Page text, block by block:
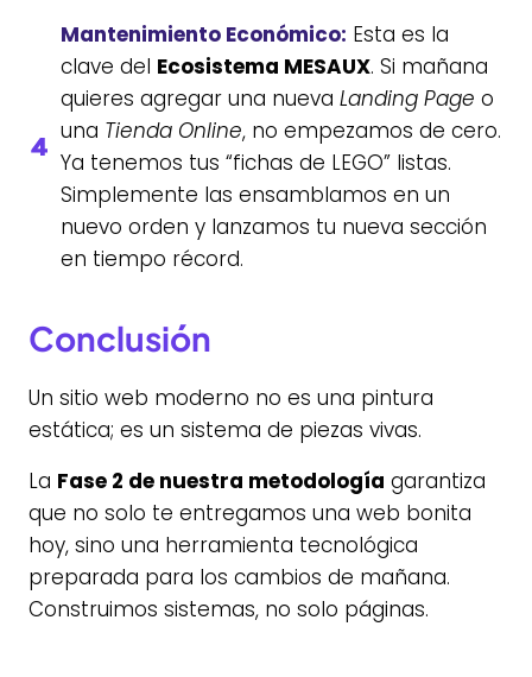
Mantenimiento Económico: Esta es la
clave del Ecosistema MESAUX. Si mañana
quieres agregar una nueva Landing Page o
una Tienda Online, no empezamos de cero.
Ya tenemos tus “fichas de LEGO” listas.
Simplemente las ensamblamos en un
nuevo orden y lanzamos tu nueva sección
en tiempo récord.
Conclusión
Un sitio web moderno no es una pintura
estática; es un sistema de piezas vivas.
La Fase 2 de nuestra metodología garantiza
que no solo te entregamos una web bonita
hoy, sino una herramienta tecnológica
preparada para los cambios de mañana.
Construimos sistemas, no solo páginas.